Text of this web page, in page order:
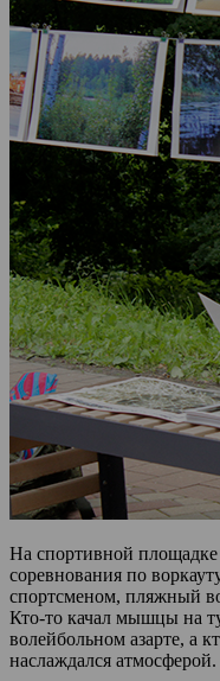
На спортивной площадке
соревнования по
спортсменом, пляжный
Кто-то качал мышцы на
волейбольном азарте, а
наслаждался атмосферой.